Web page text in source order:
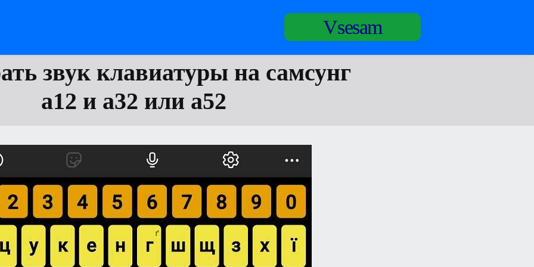
Vsesam
звук клавиатуры на самсунг
а12 и а32 или а52